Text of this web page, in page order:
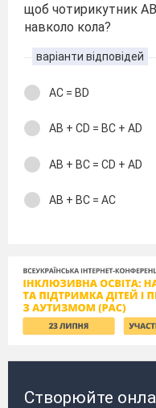
щоб чотирикутник
навколо кола?
варіанти відповідей
АС = ВD
АВ + СD = ВС + АD
АВ + ВС = СD + АD
АВ + ВС = АС
Створюйте